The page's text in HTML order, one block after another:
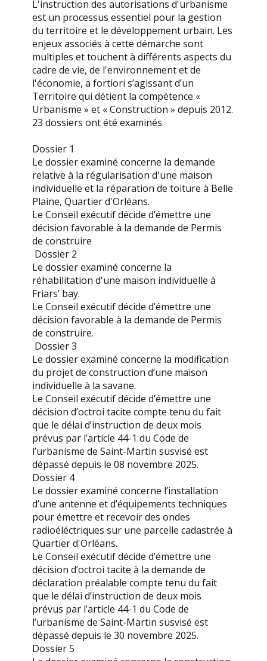
L'instruction des autorisations d'urbanisme
est un processus essentiel pour la gestion
du territoire et le développement urbain. Les
enjeux associés à cette démarche sont
multiples et touchent à différents aspects du
cadre de vie, de l'environnement et de
l'économie, a fortiori s’agissant d’un
Territoire qui détient la compétence «
Urbanisme » et « Construction » depuis 2012.
23 dossiers ont été examinés.
Dossier 1
Le dossier examiné concerne la demande
relative à la régularisation d'une maison
individuelle et la réparation de toiture à Belle
Plaine, Quartier d'Orléans.
Le Conseil exécutif décide d’émettre une
décision favorable à la demande de Permis
de construire
Dossier 2
Le dossier examiné concerne la
réhabilitation d'une maison individuelle à
Friars’ bay.
Le Conseil exécutif décide d’émettre une
décision favorable à la demande de Permis
de construire.
Dossier 3
Le dossier examiné concerne la modification
du projet de construction d’une maison
individuelle à la savane.
Le Conseil exécutif décide d’émettre une
décision d’octroi tacite compte tenu du fait
que le délai d’instruction de deux mois
prévus par l’article 44-1 du Code de
l’urbanisme de Saint-Martin susvisé est
dépassé depuis le 08 novembre 2025.
Dossier 4
Le dossier examiné concerne l’installation
d’une antenne et d’équipements techniques
pour émettre et recevoir des ondes
radioéléctriques sur une parcelle cadastrée à
Quartier d'Orléans.
Le Conseil exécutif décide d’émettre une
décision d’octroi tacite à la demande de
déclaration préalable compte tenu du fait
que le délai d’instruction de deux mois
prévus par l’article 44-1 du Code de
l’urbanisme de Saint-Martin susvisé est
dépassé depuis le 30 novembre 2025.
Dossier 5